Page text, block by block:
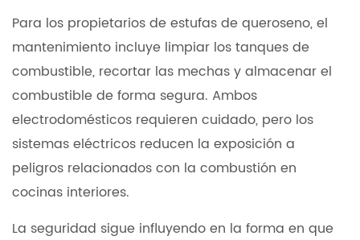
Para los propietarios de estufas de queroseno, el
mantenimiento incluye limpiar los tanques de
combustible, recortar las mechas y almacenar el
combustible de forma segura. Ambos
electrodomésticos requieren cuidado, pero los
sistemas eléctricos reducen la exposición a
peligros relacionados con la combustión en
cocinas interiores.
La seguridad sigue influyendo en la forma en que